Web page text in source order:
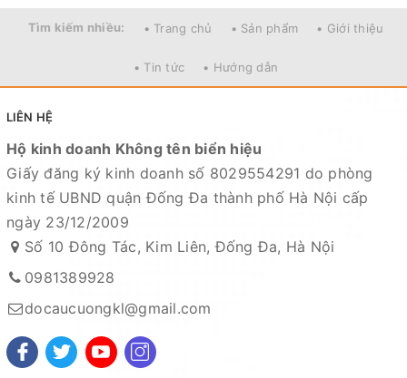
Tìm kiếm nhiều: • Trang chủ • Sản phẩm • Giới thiệu
• Tin tức • Hướng dẫn
LIÊN HỆ
Hộ kinh doanh Không tên biển hiệu
Giấy đăng ký kinh doanh số 8029554291 do phòng
kinh tế UBND quận Đống Đa thành phố Hà Nội cấp
ngày 23/12/2009
Số 10 Đông Tác, Kim Liên, Đống Đa, Hà Nội
0981389928
docaucuongkl@gmail.com